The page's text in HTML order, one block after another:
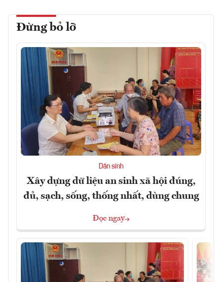
Đừng bỏ lỡ
Dân sinh
Xây dựng dữ liệu an sinh xã hội đúng,
đủ, sạch, sống, thống nhất, dùng chung
Đọc ngay